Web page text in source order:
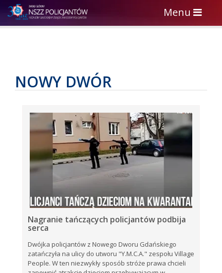
Toggle
navigation
Menu
NOWY DWÓR
Nagranie tańczących policjantów podbija
serca
Dwójka policjantów z Nowego Dworu Gdańskiego
zatańczyła na ulicy do utworu "Y.M.C.A." zespołu Village
People. W ten niezwykły sposób stróże prawa chcieli